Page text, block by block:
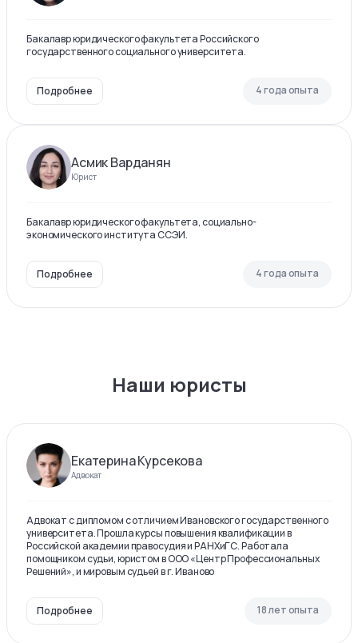
Бакалавр юридического факультета Российского
государственного социального университета.
Подробнее 4 года опыта
Асмик Варданян
Юрист
Бакалавр юридического факультета, социально-
экономического института ССЭИ.
Подробнее 4 года опыта
Наши юристы
Екатерина Курсекова
Адвокат
Адвокат с дипломом с отличием Ивановского государственного
университета. Прошла курсы повышения квалификации в
Российской академии правосудия и РАНХиГС. Работала
помощником судьи, юристом в ООО «Центр Профессиональных
Решений», и мировым судьей в г. Иваново
Подробнее 18 лет опыта